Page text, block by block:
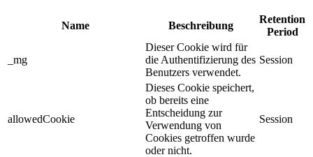
Name Beschreibung
Retention
Period
_mg
Dieser Cookie wird für
die Authentifizierung des
Benutzers verwendet.
Session
allowedCookie
Dieses Cookie speichert,
ob bereits eine
Entscheidung zur
Verwendung von
Cookies getroffen wurde
oder nicht.
Session